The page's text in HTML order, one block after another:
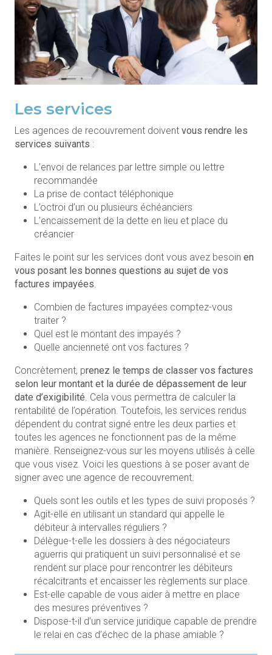
Les services
Les agences de recouvrement doivent vous rendre les
services suivants :
L’envoi de relances par lettre simple ou lettre
recommandée
La prise de contact téléphonique
L’octroi d’un ou plusieurs échéanciers
L’encaissement de la dette en lieu et place du
créancier
Faites le point sur les services dont vous avez besoin en
vous posant les bonnes questions au sujet de vos
factures impayées.
Combien de factures impayées comptez-vous
traiter ?
Quel est le montant des impayés ?
Quelle ancienneté ont vos factures ?
Concrètement, prenez le temps de classer vos factures
selon leur montant et la durée de dépassement de leur
date d’exigibilité. Cela vous permettra de calculer la
rentabilité de l’opération. Toutefois, les services rendus
dépendent du contrat signé entre les deux parties et
toutes les agences ne fonctionnent pas de la même
manière. Renseignez-vous sur les moyens utilisés à celle
que vous visez. Voici les questions à se poser avant de
signer avec une agence de recouvrement.
Quels sont les outils et les types de suivi proposés ?
Agit-elle en utilisant un standard qui appelle le
débiteur à intervalles réguliers ?
Délègue-t-elle les dossiers à des négociateurs
aguerris qui pratiquent un suivi personnalisé et se
rendent sur place pour rencontrer les débiteurs
récalcitrants et encaisser les règlements sur place.
Est-elle capable de vous aider à mettre en place
des mesures préventives ?
Dispose-t-il d’un service juridique capable de prendre
le relai en cas d’échec de la phase amiable ?